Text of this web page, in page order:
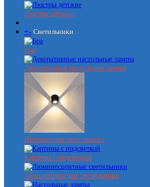
Люстры детские
+- Светильники
Бра
Декоративные настольные лампы
Интерьерные светильники
Картины с подсветкой
Люминесцентные светильники